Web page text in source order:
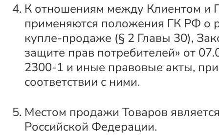
К отношениям между Клиентом и
применяются положения ГК РФ о
купле-продаже (§ 2 Главы 30),
защите прав потребителей» от
2300-1 и иные правовые акты,
соответствии с ними.
Местом продажи Товаров
Российской Федерации.